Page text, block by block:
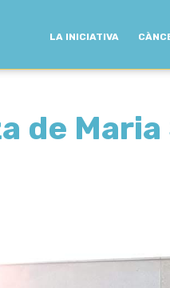
LA INICIATIVA
de